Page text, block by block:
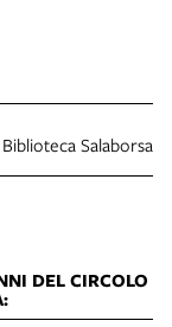
Salaborsa
DEL CIRCOLO